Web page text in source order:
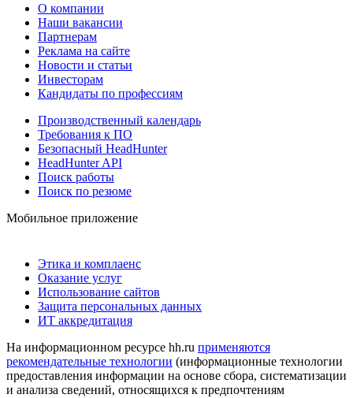
О компании
Наши вакансии
Партнерам
Реклама на сайте
Новости и статьи
Инвесторам
Кандидаты по профессиям
Производственный календарь
Требования к ПО
Безопасный HeadHunter
HeadHunter API
Поиск работы
Поиск по резюме
Мобильное приложение
Этика и комплаенс
Оказание услуг
Использование сайтов
Защита персональных данных
ИТ аккредитация
На информационном ресурсе hh.ru применяются
рекомендательные технологии (информационные технологии
предоставления информации на основе сбора, систематизации
и анализа сведений, относящихся к предпочтениям